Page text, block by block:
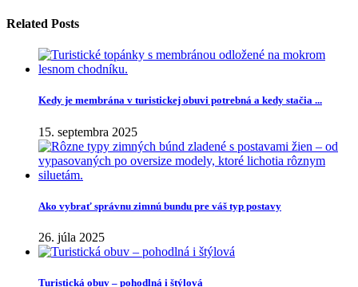
Related Posts
Kedy je membrána v turistickej obuvi potrebná a kedy stačia ...
15. septembra 2025
Ako vybrať správnu zimnú bundu pre váš typ postavy
26. júla 2025
Turistická obuv – pohodlná i štýlová